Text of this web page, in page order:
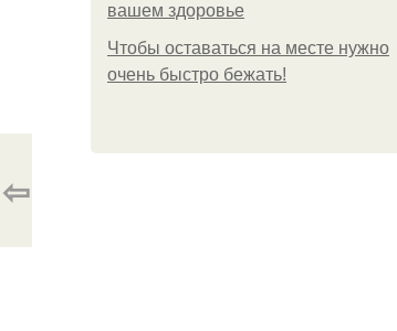
вашем здоровье
Чтобы оставаться на месте нужно
очень быстро бежать!
⇦